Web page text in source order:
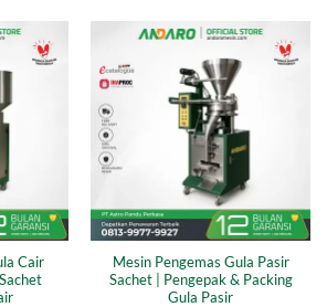
Cair
Mesin Pengemas Gula Pasir
Sachet | Pengepak & Packing
Gula Pasir